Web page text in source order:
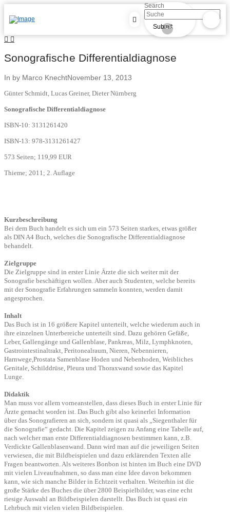
Search
Submit
Clear
Sonografische Differentialdiagnose
In by Marco KnechtNovember 13, 2013
Günter Schmidt, Lucas Greiner, Dieter Nürnberg
Sonografische Differentialdiagnose
ISBN-10: 3131261420
ISBN-13: 978-3131261427
573 Seiten; 119,99 EUR
Thieme; 2011; 2. Auflage
Kurzbeschreibung
Bei dem Buch handelt es sich um ein 573 Seiten starkes, etwas größer
als DIN A4 Buch, welches die Sonografische Differentialdiagnose
behandelt.
Zielgruppe
Die Zielgruppe sind in erster Linie Ärzte die sich weiter mit der
Sonografie beschäftigen wollen. Aber auch Studenten, welche bereits
mit der Sonografie Erfahrungen sammeln konnten, werden damit
angesprochen.
Inhalt
Das Buch ist in 16 größere Kapitel unterteilt, welche wiederum auch in
ihre einzelnen Unterbereiche unterteilt sind. Dazu gehören Gefäße,
Leber, Gallengänge und Gallenblase, Pankreas, Milz, Lymphknoten,
Gastrointestinaltrakt, Peritonealraum, Nieren, Nebennieren,
Harnwege,Prostata Samenblase Hoden und Nebenhoden, Weibliches
Genitale, Schilddrüse, Pleura und Thoraxwand sowie das Kapitel
Lunge.
Didaktik
Man muss vor allem vorneanstellen, dass dieses Buch in erster Linie für
Ärzte gemacht worden ist. Das Buch gibt also keinerlei Information
über das Sonografieren an sich, sondern ist quasi als „Siegenthaler für
die Sonografie“ gedacht. Die Kapitel zeigen zu Anfang eine Tabelle auf,
nach welcher man erste Differentialdiagnosen bestimmen kann, z.B.
Verdickte Gallenblasenwand. Dann wird man auf die jeweiligen Seiten
verwiesen, die mit Bildbeispielen und dazu erklärenden Texten alle
Fragen beantworten. Als weiteres Bonbon ist hinten im Buch eine DVD
mit vielen Liveaufnahmen, so dass man eine Idee davon bekommen
kann, wie sich manche Bilder in Echtzeit verhalten. Weiterhin ist die
große Stärke des Buches die über 2800 Beispielbilder, was eine echt
riesige Auswahl an Bildbeispielen darstellt. Das Buch ist quasi ein
Lehrbuch mit vielen vielen Bildbeispielen.